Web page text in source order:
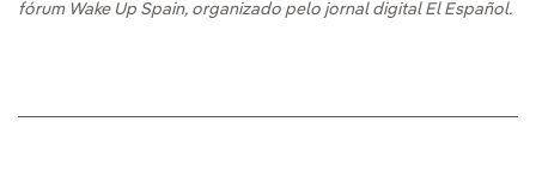
fórum Wake Up Spain, organizado pelo jornal digital El Español.